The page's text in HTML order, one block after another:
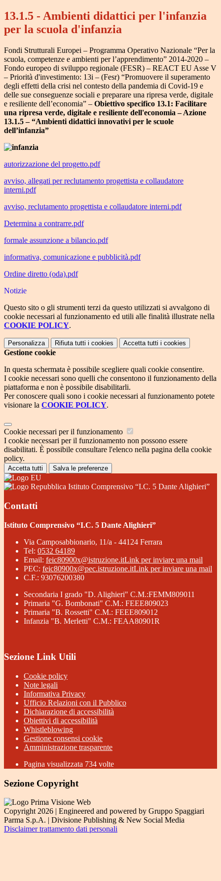
13.1.5 - Ambienti didattici per l'infanzia
per la scuola d'infanzia
Fondi Strutturali Europei – Programma Operativo Nazionale “Per la
scuola, competenze e ambienti per l’apprendimento” 2014-2020 –
Fondo europeo di sviluppo regionale (FESR) – REACT EU Asse V
– Priorità d'investimento: 13i – (Fesr) “Promuovere il superamento
degli effetti della crisi nel contesto della pandemia di Covid-19 e
delle sue conseguenze sociali e preparare una ripresa verde, digitale
e resiliente dell’economia” – Obiettivo specifico 13.1: Facilitare
una ripresa verde, digitale e resiliente dell'economia – Azione
13.1.5 – “Ambienti didattici innovativi per le scuole
dell’infanzia”
autorizzazione del progetto.pdf
avviso, allegati per reclutamento progettista e collaudatore
interni.pdf
avviso, reclutamento progettista e collaudatore interni.pdf
Determina a contrarre.pdf
formale assunzione a bilancio.pdf
informativa, comunicazione e pubblicità.pdf
Ordine diretto (oda).pdf
Notizie
Questo sito o gli strumenti terzi da questo utilizzati si avvalgono di
cookie necessari al funzionamento ed utili alle finalità illustrate nella
COOKIE POLICY.
Personalizza Rifiuta tutti i cookies Accetta tutti i cookies
Gestione cookie
In questa schermata è possibile scegliere quali cookie consentire.
I cookie necessari sono quelli che consentono il funzionamento della
piattaforma e non è possibile disabilitarli.
Per conoscere quali sono i cookie necessari al funzionamento potete
visionare la COOKIE POLICY.
Cookie necessari per il funzionamento
I cookie necessari per il funzionamento non possono essere
disabilitati. È possibile consultare l'elenco nella pagina della cookie
policy.
Accetta tutti Salva le preferenze
Istituto Comprensivo “I.C. 5 Dante Alighieri”
Contatti
Istituto Comprensivo “I.C. 5 Dante Alighieri”
Via Camposabbionario, 11/a - 44124 Ferrara
Tel: 0532 64189
Email: feic80900x@istruzione.itLink per inviare una mail
PEC: feic80900x@pec.istruzione.itLink per inviare una mail
C.F.: 93076200380
Secondaria I grado "D. Alighieri" C.M.:FEMM809011
Primaria "G. Bombonati" C.M.: FEEE809023
Primaria "B. Rossetti" C.M.: FEEE809012
Infanzia "B. Merletti" C.M.: FEAA80901R
Sezione Link Utili
Cookie policy
Note legali
Informativa Privacy
Ufficio Relazioni con il Pubblico
Dichiarazione di accessibilità
Obiettivi di accessibilità
Whistleblowing
Gestione consensi cookie
Amministrazione trasparente
Pagina visualizzata 734 volte
Sezione Copyright
Copyright 2026 | Engineered and powered by Gruppo Spaggiari
Parma S.p.A. | Divisione Publishing & New Social Media
Disclaimer trattamento dati personali